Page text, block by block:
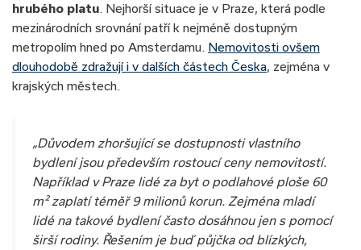
hrubého platu. Nejhorší situace je v Praze, která podle
mezinárodních srovnání patří k nejméně dostupným
metropolím hned po Amsterdamu. Nemovitosti ovšem
dlouhodobě zdražují i v dalších částech Česka, zejména v
krajských městech.
„Důvodem zhoršující se dostupnosti vlastního
bydlení jsou především rostoucí ceny nemovitostí.
Například v Praze lidé za byt o podlahové ploše 60
m² zaplatí téměř 9 milionů korun. Zejména mladí
lidé na takové bydlení často dosáhnou jen s pomocí
širší rodiny. Řešením je buď půjčka od blízkých,